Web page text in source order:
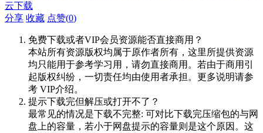
云下载
分享 收藏 点赞(0)
免费下载或者VIP会员资源能否直接商用？
本站所有资源版权均属于原作者所有，这里所提供资源
均只能用于参考学习用，请勿直接商用。若由于商用引
起版权纠纷，一切责任均由使用者承担。更多说明请参
考 VIP介绍。
提示下载完但解压或打开不了？
最常见的情况是下载不完整: 可对比下载完压缩包的与网
盘上的容量，若小于网盘提示的容量则是这个原因。这